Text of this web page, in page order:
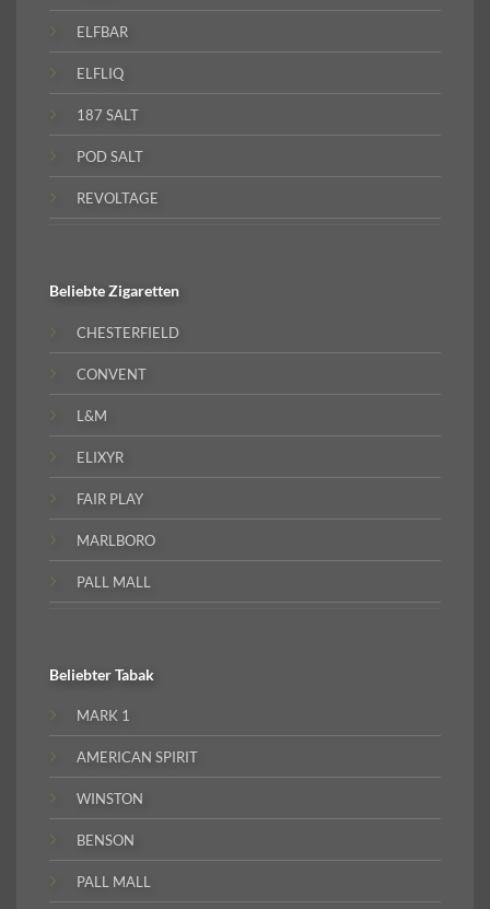
ELFBAR
ELFLIQ
187 SALT
POD SALT
REVOLTAGE
BeliebteZigaretten
CHESTERFIELD
CONVENT
L&M
ELIXYR
FAIR PLAY
MARLBORO
PALL MALL
BeliebterTabak
MARK 1
AMERICAN SPIRIT
WINSTON
BENSON
PALL MALL